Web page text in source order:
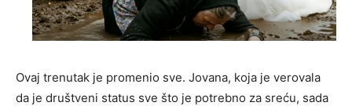
Ovaj trenutak je promenio sve. Jovana, koja je verovala
da je društveni status sve što je potrebno za sreću, sada